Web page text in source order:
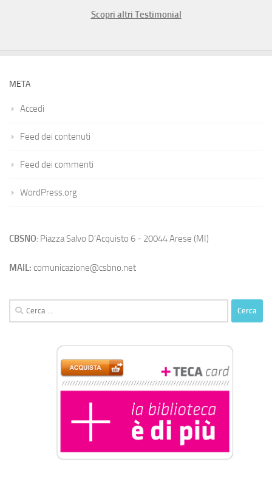
Scopri altri Testimonial
META
Accedi
Feed dei contenuti
Feed dei commenti
WordPress.org
CBSNO: Piazza Salvo D'Acquisto 6 - 20044 Arese (MI)
MAIL: comunicazione@csbno.net
Ricerca
per: